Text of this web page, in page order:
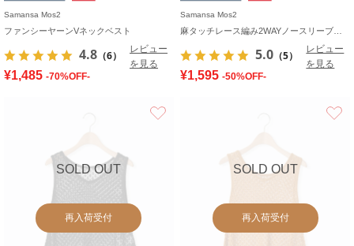
Samansa Mos2
ファンシーヤーンVネックベスト
4.8 （6）
レビュー
を見る
¥1,485 -70%OFF-
Samansa Mos2
5.0 （5）
レビュー
を見る
¥1,595 -50%OFF-
SOLD OUT
再入荷受付
SOLD OUT
再入荷受付